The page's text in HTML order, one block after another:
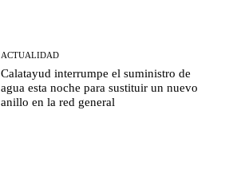
ACTUALIDAD
Calatayud interrumpe el suministro de
agua esta noche para sustituir un nuevo
anillo en la red general